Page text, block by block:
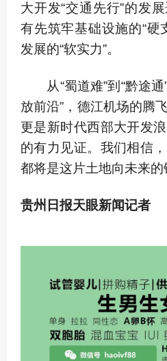
大开发“交通先行”的发
有先筑牢基础设施的“硬
发展的“软实力”。
从“蜀道难”到“黔途通”
放前沿”，德江机场的腾
更是新时代西部大开发
的有力见证。我们相信
都将是这片土地向未来的
贵州日报天眼新闻记者